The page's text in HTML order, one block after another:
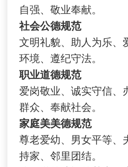
自强、敬业奉献。
社会公德规范
文明礼貌、助人为乐、
环境、遵纪守法。
职业道德规范
爱岗敬业、诚实守信、
群众、奉献社会。
家庭美美德规范
尊老爱幼、男女平等、
持家、邻里团结。